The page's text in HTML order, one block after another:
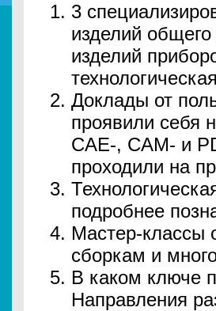
3
изделий
изделий
Доклады от
проявили себя
CAE-, CAM- и
проходили на
подробнее
Мастер-классы
сборкам и
В каком ключе
Направления